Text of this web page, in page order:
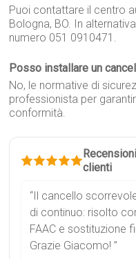
Puoi contattare il centro
Bologna, BO. In
numero 051 0910471.
Posso installare un
No, le normative di
professionista per
conformità.
clienti
“Il cancello
di continuo: risolto
FAAC e sostituzione
Grazie Giacomo! ”